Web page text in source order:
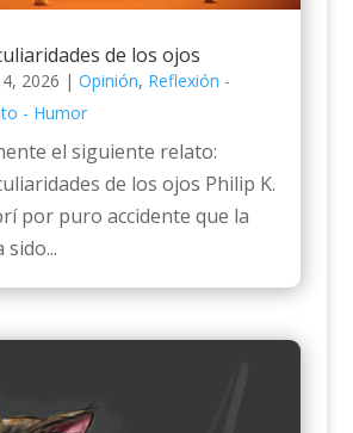
de los ojos
2026 | Opinión, Reflexión -
- Humor
el siguiente relato:
de los ojos Philip K.
por puro accidente que la